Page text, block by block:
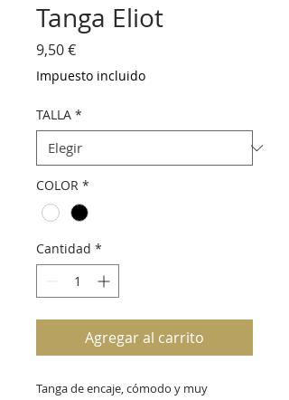
Tanga Eliot
9,50 €Precio
Impuesto incluido
TALLA *
COLOR *
Cantidad *
Agregar al carrito
Tanga de encaje, cómodo y muy